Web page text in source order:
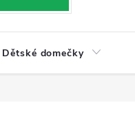
Dětské domečky